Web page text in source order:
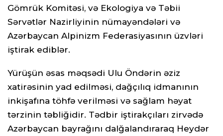
Gömrük Komitəsi, və Ekologiya və Təbii
Sərvətlər Nazirliyinin nümayəndələri və
Azərbaycan Alpinizm Federasiyasının üzvləri
iştirak ediblər.
Yürüşün əsas məqsədi Ulu Öndərin əziz
xatirəsinin yad edilməsi, dağçılıq idmanının
inkişafına töhfə verilməsi və sağlam həyat
tərzinin təbliğidir. Tədbir iştirakçıları zirvədə
Azərbaycan bayrağını dalğalandıraraq Heydər